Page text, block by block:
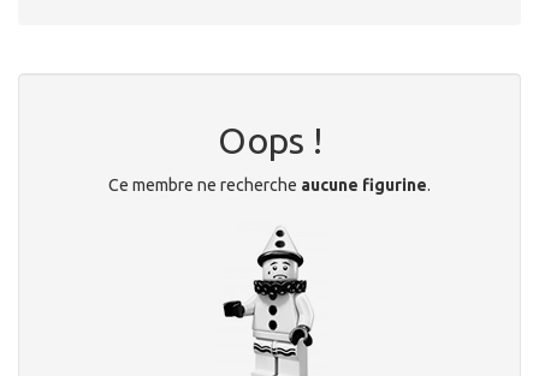
Oops !
Ce membre ne recherche aucune figurine.